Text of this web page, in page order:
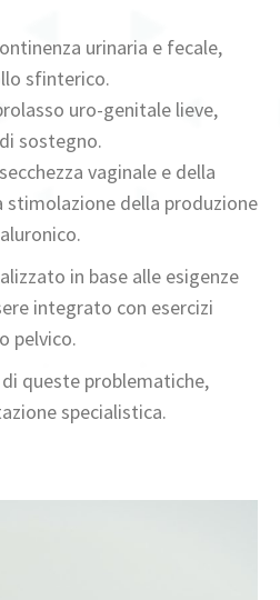
urinaria e fecale,
sfinterico.
uro-genitale lieve,
sostegno.
vaginale e della
stimolazione della produzione
in base alle esigenze
integrato con esercizi
pelvico.
queste problematiche,
specialistica.